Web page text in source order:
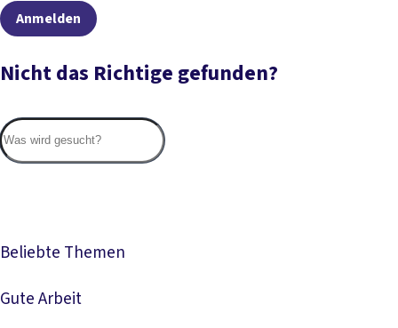
Anmelden
Nicht das Richtige gefunden?
Beliebte Themen
Gute Arbeit